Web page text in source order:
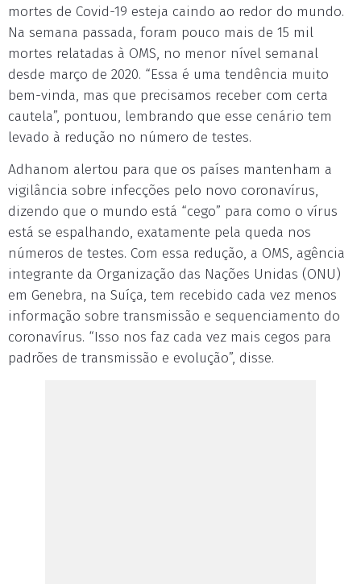
mortes de Covid-19 esteja caindo ao redor do mundo.
Na semana passada, foram pouco mais de 15 mil
mortes relatadas à OMS, no menor nível semanal
desde março de 2020. “Essa é uma tendência muito
bem-vinda, mas que precisamos receber com certa
cautela”, pontuou, lembrando que esse cenário tem
levado à redução no número de testes.
Adhanom alertou para que os países mantenham a
vigilância sobre infecções pelo novo coronavírus,
dizendo que o mundo está “cego” para como o vírus
está se espalhando, exatamente pela queda nos
números de testes. Com essa redução, a OMS, agência
integrante da Organização das Nações Unidas (ONU)
em Genebra, na Suíça, tem recebido cada vez menos
informação sobre transmissão e sequenciamento do
coronavírus. “Isso nos faz cada vez mais cegos para
padrões de transmissão e evolução”, disse.